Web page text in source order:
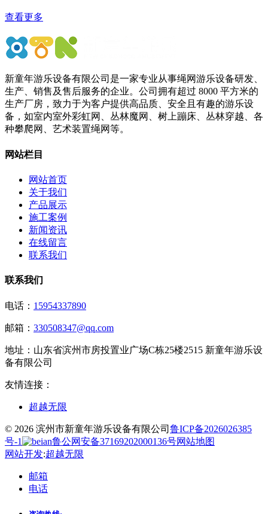
查看更多
新童年游乐设备有限公司是一家专业从事绳网游乐设备研发、
生产、销售及售后服务的企业。公司拥有超过 8000 平方米的
生产厂房，致力于为客户提供高品质、安全且有趣的游乐设
备，如室内室外彩虹网、丛林魔网、树上蹦床、丛林穿越、各
种攀爬网、艺术装置绳网等。
网站栏目
网站首页
关于我们
产品展示
施工案例
新闻资讯
在线留言
联系我们
联系我们
电话： 15954337890
邮箱： 330508347@qq.com
地址： 山东省滨州市房投置业广场C栋25楼2515 新童年游乐设
备有限公司
友情连接：
超越无限
© 2026 滨州市新童年游乐设备有限公司 鲁ICP备2026026385
号-1
鲁公网安备37169202000136号网站地图
网站开发:超越无限
邮箱
电话